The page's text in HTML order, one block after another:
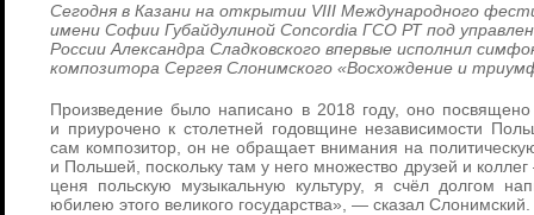
Сегодня в Казани на открытии VIII Международного
имени Софии Губайдулиной Concordia ГСО РТ под
России Александра Сладковского впервые исполнил
композитора Сергея Слонимского «Восхождение и
Произведение было написано в 2018 году, оно посвящено
и приурочено к столетней годовщине независимости
сам композитор, он не обращает внимания на
и Польшей, поскольку там у него множество друзей и
ценя польскую музыкальную культуру, я счёл долгом
юбилею этого великого государства», — сказал Слонимский.